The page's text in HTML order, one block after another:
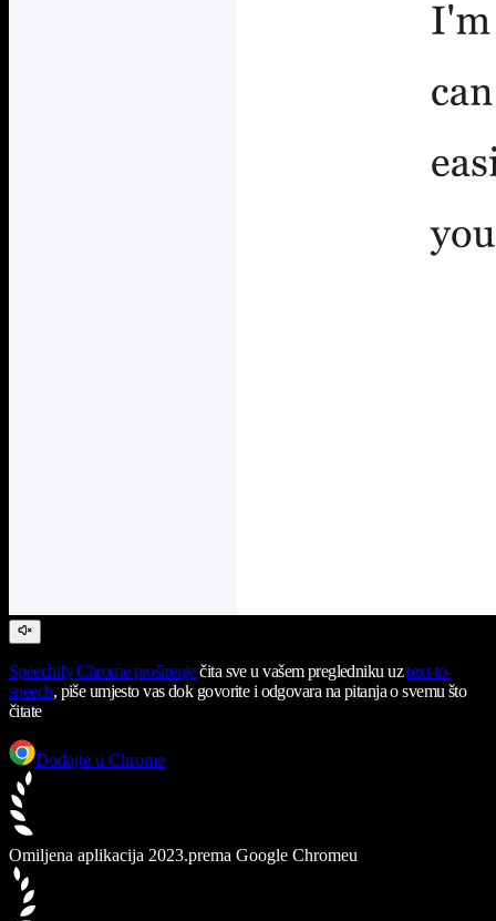
Speechify Chrome proširenječita sve u vašem pregledniku uztext-to-
speech, piše umjesto vas dok govorite i odgovara na pitanja o svemu što
čitate
Dodajte u Chrome
Omiljena aplikacija 2023.prema Google Chromeu